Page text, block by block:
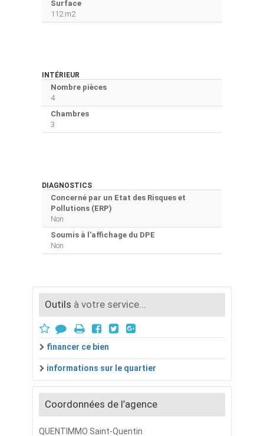
Surface
112 m2
INTÉRIEUR
Nombre pièces
4
Chambres
3
DIAGNOSTICS
Concerné par un Etat des Risques et
Pollutions (ERP)
Non
Soumis à l'affichage du DPE
Non
Outils à votre service...
financer ce bien
informations sur le quartier
Coordonnées de l’agence
QUENTIMMO Saint-Quentin